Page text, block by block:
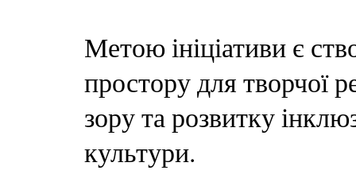
Метою ініціативи є
простору для творчої
зору та розвитку
культури.